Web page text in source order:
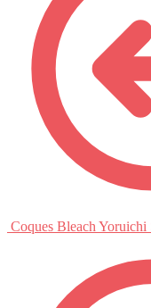
Coques Bleach Yoruichi